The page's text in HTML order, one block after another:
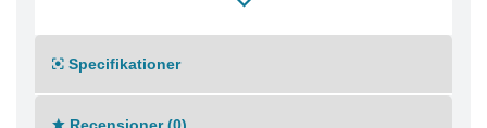
Bigar i botten för stegvis expansion upp till 20mm
Specifikationer